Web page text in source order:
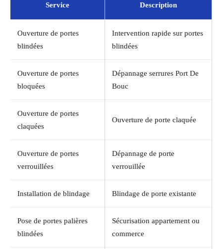
Service Description
Ouverture de portes
blindées
Intervention rapide sur portes
blindées
Ouverture de portes
bloquées
Dépannage serrures Port De
Bouc
Ouverture de portes
claquées
Ouverture de porte claquée
Ouverture de portes
verrouillées
Dépannage de porte
verrouillée
Installation de blindage Blindage de porte existante
Pose de portes palières
blindées
Sécurisation appartement ou
commerce